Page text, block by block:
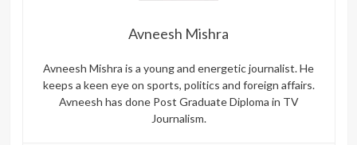
Avneesh Mishra
Avneesh Mishra is a young and energetic journalist. He
keeps a keen eye on sports, politics and foreign affairs.
Avneesh has done Post Graduate Diploma in TV
Journalism.